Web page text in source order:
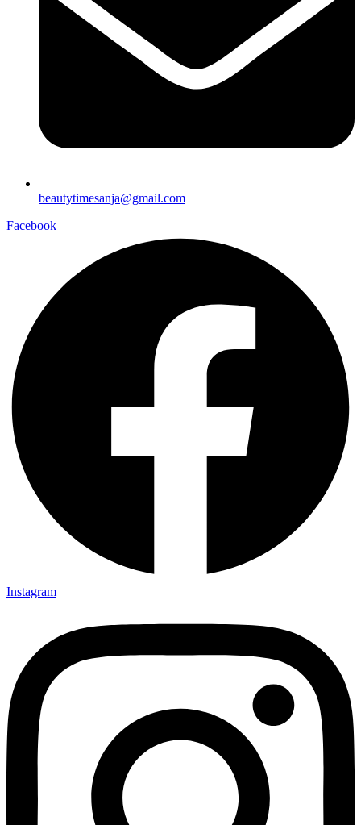
beautytimesanja@gmail.com
Facebook
Instagram